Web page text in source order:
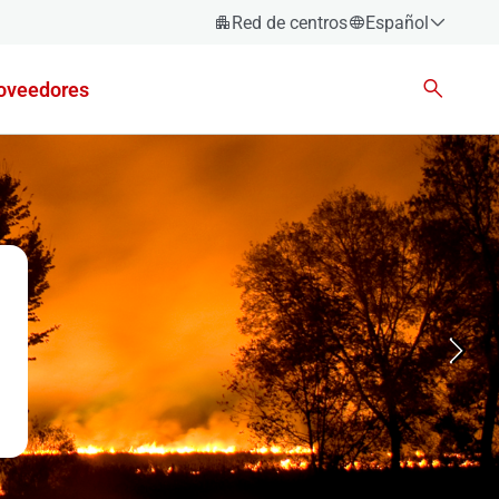
Red de centros
Español
Euskara
Valencià
English